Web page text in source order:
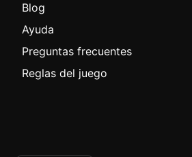
Blog
Ayuda
Preguntas frecuentes
Reglas del juego